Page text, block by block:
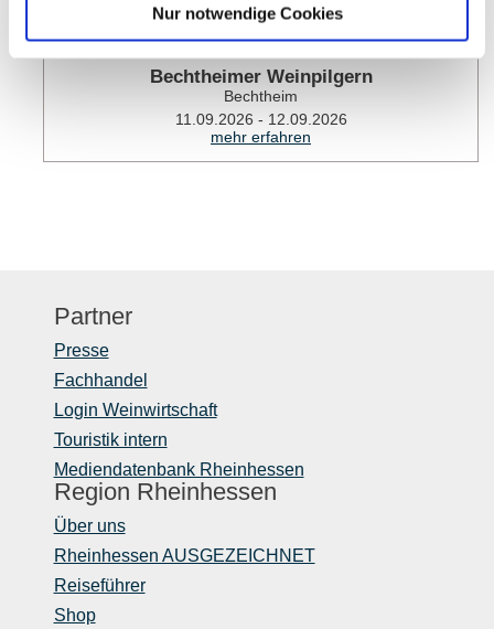
Nur notwendige Cookies
Bechtheimer Weinpilgern
Bechtheim
11.09.2026 - 12.09.2026
mehr erfahren
Partner
Presse
Fachhandel
Login Weinwirtschaft
Touristik intern
Mediendatenbank Rheinhessen
Region Rheinhessen
Über uns
Rheinhessen AUSGEZEICHNET
Reiseführer
Shop